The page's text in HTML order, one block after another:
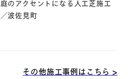
庭のアクセントになる人工芝施工
／波佐見町
その他施工事例はこちら >